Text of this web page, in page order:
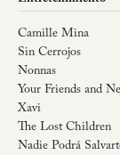
Camille Mina
Sin Cerrojos
Nonnas
Your Friends and
Xavi
The Lost Children
Nadie Podrá